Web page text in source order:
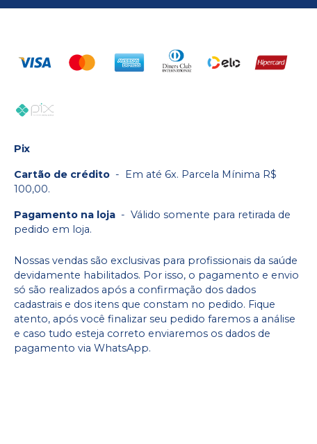
Pix
Cartão de crédito - Em até 6x. Parcela Mínima R$
100,00.
Pagamento na loja - Válido somente para retirada de
pedido em loja.
Nossas vendas são exclusivas para profissionais da saúde
devidamente habilitados. Por isso, o pagamento e envio
só são realizados após a confirmação dos dados
cadastrais e dos itens que constam no pedido. Fique
atento, após você finalizar seu pedido faremos a análise
e caso tudo esteja correto enviaremos os dados de
pagamento via WhatsApp.